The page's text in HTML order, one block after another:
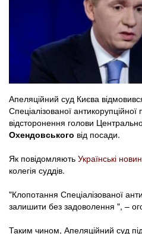
Апеляційний суд Києва
Спеціалізованої
відсторонення голови
Охендовського від посади.
Як повідомляють Українські
колегія суддів.
"Клопотання Спеціалізованої
залишити без задоволення ", –
Таким чином, Апеляційний суд